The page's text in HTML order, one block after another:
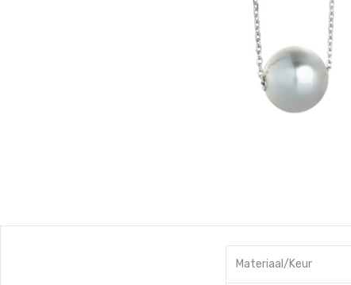
Materiaal/Keur